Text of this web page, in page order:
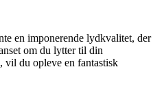
en imponerende lydkvalitet, der
om du lytter til din
vil du opleve en fantastisk